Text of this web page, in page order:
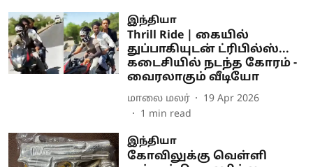
இந்தியா
Thrill Ride | கையில்
துப்பாகியுடன் ட்ரிபில்ஸ்...
கடைசியில் நடந்த கோரம் -
வைரலாகும் வீடியோ
மாலை மலர்
19 Apr 2026
1 min read
இந்தியா
கோவிலுக்கு வெள்ளி